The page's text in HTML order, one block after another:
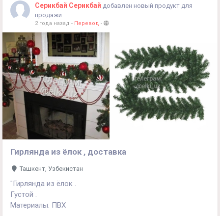
Серикбай Серикбай добавлен новый продукт для
продажи
2 года назад - Перевод -
Гирлянда из ёлок , доставка
Ташкент, Узбекистан
"Гирлянда из ёлок .
Густой .
Материалы: ПВХ